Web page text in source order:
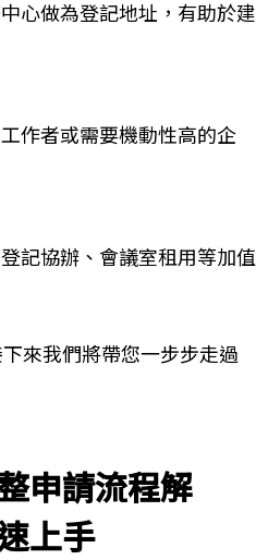
心做為登記地址，有助於建
作者或需要機動性高的企
記協辦、會議室租用等加值
來我們將帶您一步步走過
申請流程解
上手